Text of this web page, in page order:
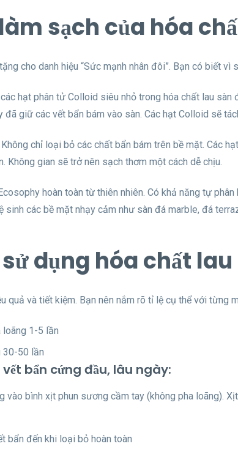
sạch của hóa
cho danh hiệu “Sức mạnh nhân đôi”. Bạn có biết
hạt phân tử Colloid siêu nhỏ trong hóa chất lau
giữ các vết bẩn bám vào sàn. Các hạt Colloid sẽ
Không chỉ loại bỏ các chất bẩn bám trên bề mặt. Các
Không gian sẽ trở nên sạch thơm một cách dễ chịu.
hoàn toàn từ thiên nhiên. Có khả năng tự
sinh các bề mặt nhạy cảm như sàn đá marble, đá
sử dụng hóa chất
quả và tiết kiệm. Bạn nên nắm rõ tỉ lệ cụ thể với từng
loãng 1-5 lần
30-50 lần
bẩn cứng đầu, lâu ngày:
vào bình xịt phun sương cầm tay (không pha loãng).
bẩn đến khi loại bỏ hoàn toàn